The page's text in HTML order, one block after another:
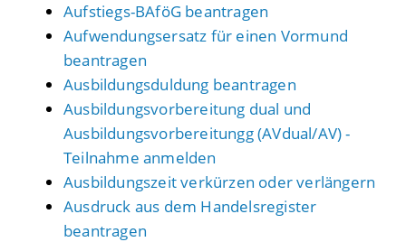
Aufstiegs-BAföG beantragen
Aufwendungsersatz für einen Vormund
beantragen
Ausbildungsduldung beantragen
Ausbildungsvorbereitung dual und
Ausbildungsvorbereitungg (AVdual/AV) -
Teilnahme anmelden
Ausbildungszeit verkürzen oder verlängern
Ausdruck aus dem Handelsregister
beantragen